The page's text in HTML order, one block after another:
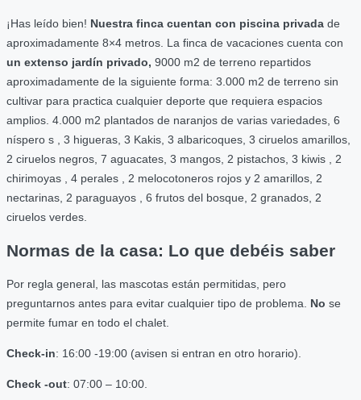
¡Has leído bien! Nuestra finca cuentan con piscina privada de
aproximadamente 8×4 metros. La finca de vacaciones cuenta con
un extenso jardín privado, 9000 m2 de terreno repartidos
aproximadamente de la siguiente forma: 3.000 m2 de terreno sin
cultivar para practica cualquier deporte que requiera espacios
amplios. 4.000 m2 plantados de naranjos de varias variedades, 6
níspero s , 3 higueras, 3 Kakis, 3 albaricoques, 3 ciruelos amarillos,
2 ciruelos negros, 7 aguacates, 3 mangos, 2 pistachos, 3 kiwis , 2
chirimoyas , 4 perales , 2 melocotoneros rojos y 2 amarillos, 2
nectarinas, 2 paraguayos , 6 frutos del bosque, 2 granados, 2
ciruelos verdes.
Normas de la casa: Lo que debéis saber
Por regla general, las mascotas están permitidas, pero
preguntarnos antes para evitar cualquier tipo de problema. No se
permite fumar en todo el chalet.
Check-in: 16:00 -19:00 (avisen si entran en otro horario).
Check -out: 07:00 – 10:00.